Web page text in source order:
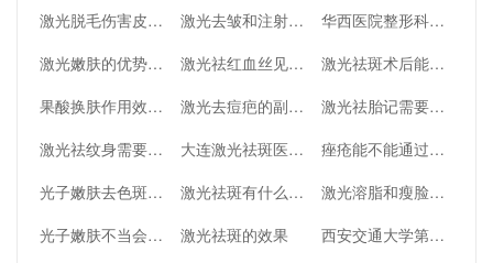
激光脱毛伤害皮肤影响排汗是真的吗
激光去皱和注射去皱的区别有哪些
华西医院整形科激光溶脂靠谱吗
激光嫩肤的优势及副作用
激光祛红血丝见效快吗
激光祛斑术后能够喝米酒吗
果酸换肤作用效果好不好
激光去痘疤的副作用都有哪些
激光祛胎记需要住院吗
激光祛纹身需要几次才可以
大连激光祛斑医院哪家好，爱德丽格、沙医生等技术都在线~
痤疮能不能通过激光治疗的方法来缓解
光子嫩肤去色斑有效果吗
激光祛斑有什么副作用
激光溶脂和瘦脸除皱该如何选择
光子嫩肤不当会导致毁容吗
激光祛斑的效果
西安交通大学第一附属医院整形激光美容多少钱